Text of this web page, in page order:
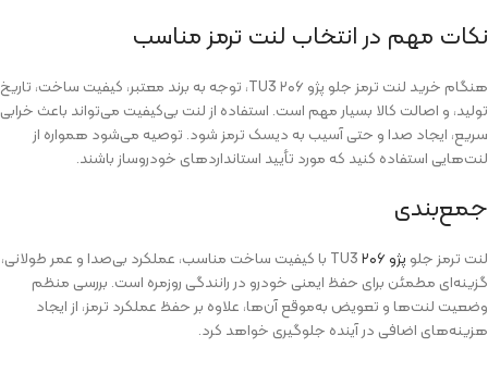
نکات مهم در انتخاب لنت ترمز مناسب
هنگام خرید لنت ترمز جلو پژو ۲۰۶ TU3، توجه به برند معتبر، کیفیت ساخت، تاریخ
تولید، و اصالت کالا بسیار مهم است. استفاده از لنت بی‌کیفیت می‌تواند باعث خرابی
سریع، ایجاد صدا و حتی آسیب به دیسک ترمز شود. توصیه می‌شود همواره از
لنت‌هایی استفاده کنید که مورد تأیید استانداردهای خودروساز باشند.
جمع‌بندی
لنت ترمز جلو پژو ۲۰۶
TU3 با کیفیت ساخت مناسب، عملکرد بی‌صدا و عمر طولانی،
گزینه‌ای مطمئن برای حفظ ایمنی خودرو در رانندگی روزمره است. بررسی منظم
وضعیت لنت‌ها و تعویض به‌موقع آن‌ها، علاوه بر حفظ عملکرد ترمز، از ایجاد
هزینه‌های اضافی در آینده جلوگیری خواهد کرد.